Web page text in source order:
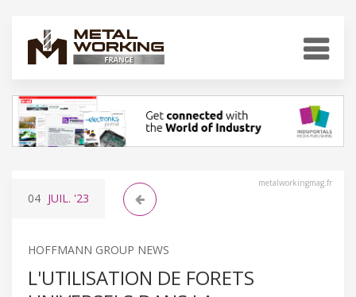
metalworkingmag.fr
04 JUIL. '23
HOFFMANN GROUP NEWS
L'UTILISATION DE FORETS